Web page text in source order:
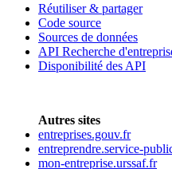
Réutiliser & partager
Code source
Sources de données
API Recherche
Disponibilité des API
Autres sites
entreprises.gouv.fr
entreprendre.service-
mon-entreprise.urssaf.fr